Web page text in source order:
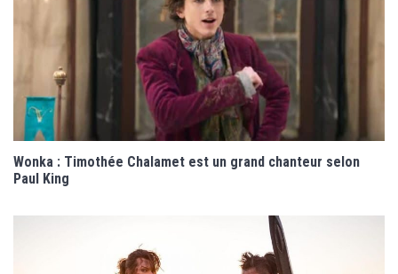
Wonka : Timothée Chalamet est un grand chanteur selon
Paul King